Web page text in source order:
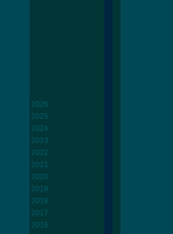
2026
2025
2024
2023
2022
2021
2020
2019
2018
2017
2016